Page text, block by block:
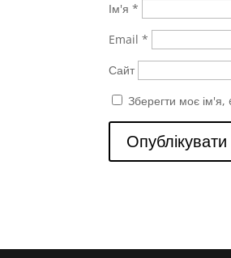
Ім'я*
Email*
Сайт
Зберегти моє ім'я,